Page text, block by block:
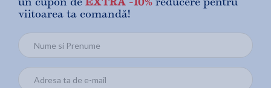
viitoarea ta comandă!